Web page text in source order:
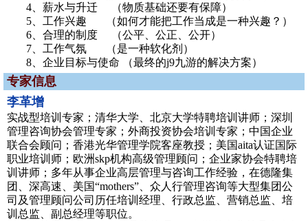
4、薪水与升迁 （物质基础还要有保障）
5、工作兴趣 （如何才能把工作当成是一种兴趣？）
6、合理的制度 （公平、公正、公开）
7、工作气氛 （是一种软化剂）
8、企业目标与使命 （最终的j9九游的解决方案）
专家信息
李革增
实战型培训专家；清华大学、北京大学特聘培训讲师；深圳
管理咨询协会管理专家；外商投资协会培训专家；中国企业
联合会顾问；香港光华管理学院客座教授；美国aita认证国际
职业培训师；欧洲skp机构高级管理顾问；企业家协会特聘培
训讲师；多年从事企业高层管理与咨询工作经验，在德隆集
团、深高速、美国“mothers”、众人行管理咨询等大型集团公
司及管理顾问公司历任培训经理、行政总监、营销总监、培
训总监、副总经理等职位。